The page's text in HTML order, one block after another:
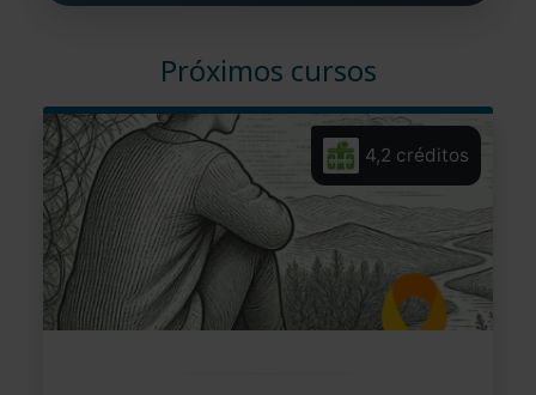
Próximos cursos
4,2 créditos